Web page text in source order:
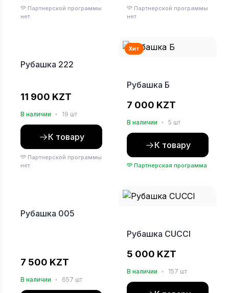
Партнерской программы
нет
Партнерской программы
нет
Рубашка 222
11 900 KZT
В наличии • 19 шт
К товару
Партнерской программы
нет
Хит
Рубашка Б
7 000 KZT
В наличии • 5 шт
К товару
Партнерская программа
Рубашка 005
7 500 KZT
В наличии • 657 шт
Рубашка CUCCI
5 000 KZT
В наличии • 157 шт